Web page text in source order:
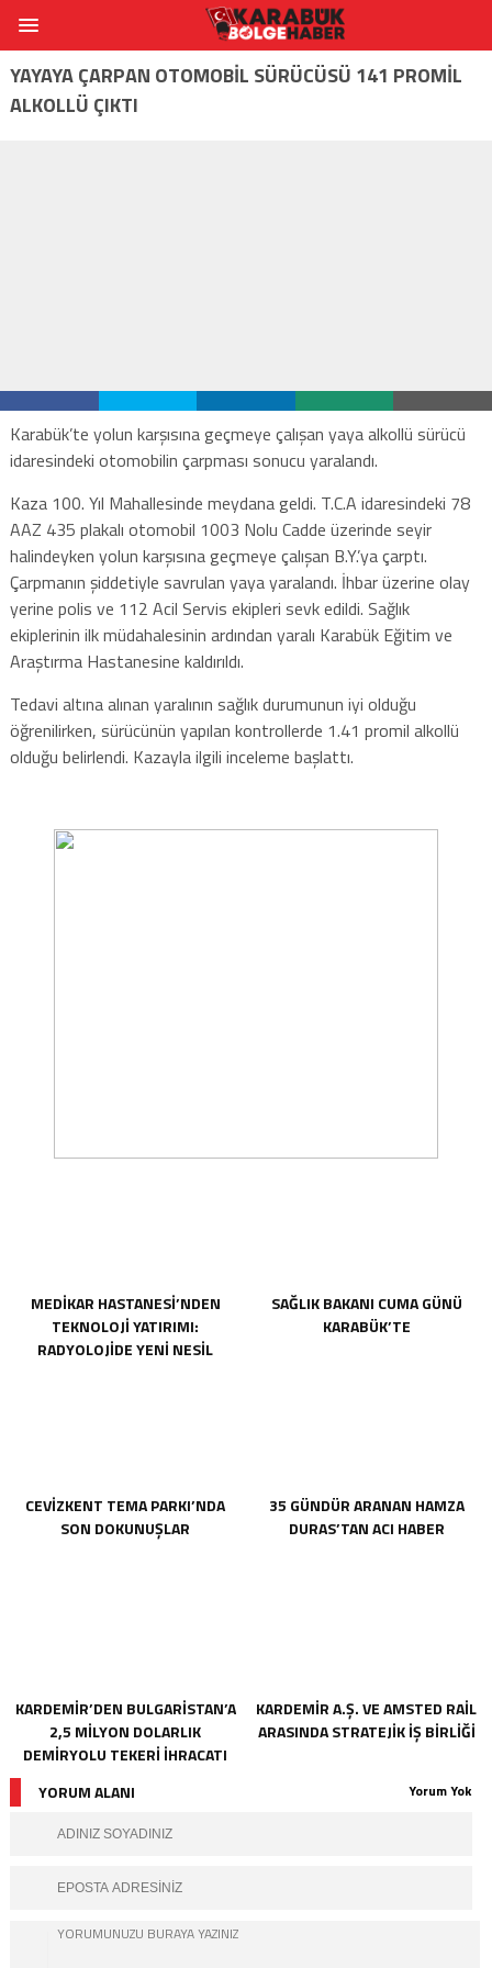
YAYAYA ÇARPAN OTOMOBİL SÜRÜCÜSÜ 141 PROMİL
ALKOLLÜ ÇIKTI
Karabük’te yolun karşısına geçmeye çalışan yaya alkollü sürücü
idaresindeki otomobilin çarpması sonucu yaralandı.
Kaza 100. Yıl Mahallesinde meydana geldi. T.C.A idaresindeki 78
AAZ 435 plakalı otomobil 1003 Nolu Cadde üzerinde seyir
halindeyken yolun karşısına geçmeye çalışan B.Y.’ya çarptı.
Çarpmanın şiddetiyle savrulan yaya yaralandı. İhbar üzerine olay
yerine polis ve 112 Acil Servis ekipleri sevk edildi. Sağlık
ekiplerinin ilk müdahalesinin ardından yaralı Karabük Eğitim ve
Araştırma Hastanesine kaldırıldı.
Tedavi altına alınan yaralının sağlık durumunun iyi olduğu
öğrenilirken, sürücünün yapılan kontrollerde 1.41 promil alkollü
olduğu belirlendi. Kazayla ilgili inceleme başlattı.
MEDİKAR HASTANESİ’NDEN
TEKNOLOJİ YATIRIMI:
RADYOLOJİDE YENİ NESİL
SAĞLIK BAKANI CUMA GÜNÜ
KARABÜK’TE
CEVİZKENT TEMA PARKI’NDA
SON DOKUNUŞLAR
35 GÜNDÜR ARANAN HAMZA
DURAS’TAN ACI HABER
KARDEMİR’DEN BULGARİSTAN’A
2,5 MİLYON DOLARLIK
DEMİRYOLU TEKERİ İHRACATI
KARDEMİR A.Ş. VE AMSTED RAİL
ARASINDA STRATEJİK İŞ BİRLİĞİ
YORUM ALANI Yorum Yok